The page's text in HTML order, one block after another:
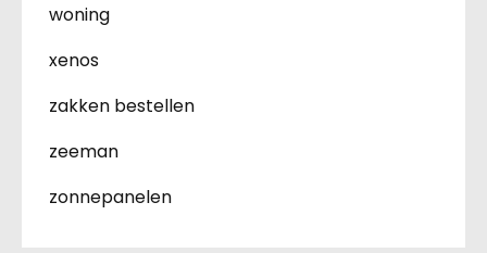
woning
xenos
zakken bestellen
zeeman
zonnepanelen